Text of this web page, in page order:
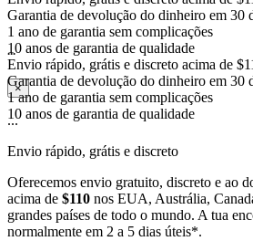
1 ano de garantia sem complicações
10 anos de garantia de qualidade
Envio rápido, grátis e discreto acima de
Garantia de devolução do dinheiro em 30
1 ano de garantia sem complicações
10 anos de garantia de qualidade
...
×
...
Envio rápido, grátis e discreto
Oferecemos envio gratuito, discreto e ao
acima de $110 nos EUA, Austrália,
grandes países de todo o mundo. A tua
normalmente em 2 a 5 dias úteis*.